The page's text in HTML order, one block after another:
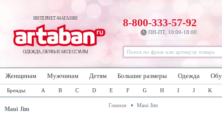
ИНТЕРНЕТ-МАГАЗИН
ОДЕЖДА, ОБУВЬ И АКСЕССУАРЫ
8-800-333-57-92
ПН-ПТ, 10:00-18:00
Женщинам Мужчинам Детям Большие размеры Одежда
Бренды: A B C D E F G H I J K
Maui Jim
Главная Maui Jim